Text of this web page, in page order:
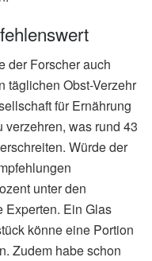
der Forscher auch
täglichen Obst-Verzehr
für Ernährung
verzehren, was rund 43
Würde der
unter den
Experten. Ein Glas
könne eine Portion
Zudem habe schon